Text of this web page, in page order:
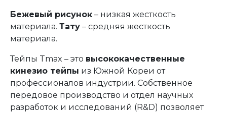
Бежевый рисунок – низкая жесткость
материала. Тату – средняя жесткость
материала.
Тейпы Tmax – это высококачественные
кинезио тейпы из Южной Кореи от
профессионалов индустрии. Собственное
передовое производство и отдел научных
разработок и исследований (R&D) позволяет